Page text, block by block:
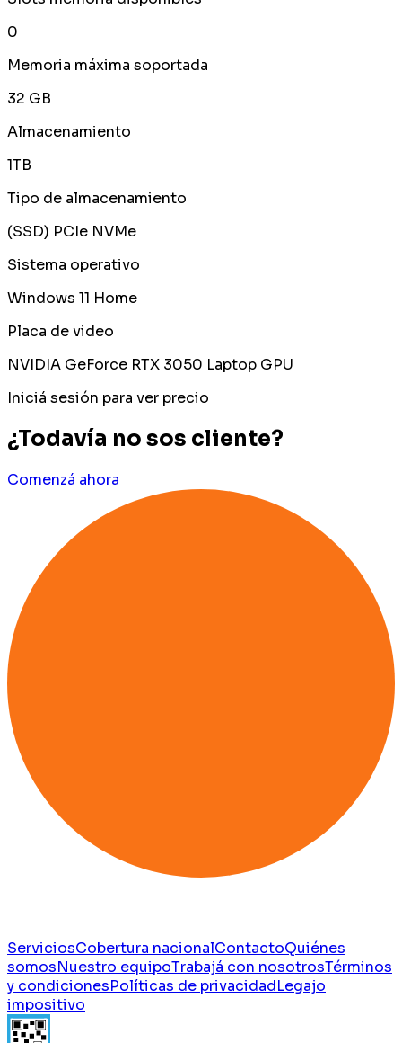
0
Memoria máxima soportada
32 GB
Almacenamiento
1TB
Tipo de almacenamiento
(SSD) PCIe NVMe
Sistema operativo
Windows 11 Home
Placa de video
NVIDIA GeForce RTX 3050 Laptop GPU
Iniciá sesión para ver precio
¿Todavía no sos cliente?
Comenzá ahora
ServiciosCobertura nacionalContactoQuiénes
somosNuestro equipoTrabajá con nosotrosTérminos
y condicionesPolíticas de privacidadLegajo
impositivo